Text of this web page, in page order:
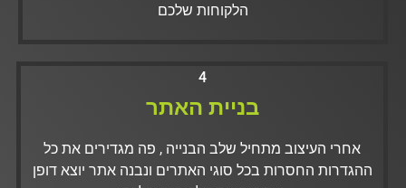
הלקוחות שלכם
4
בניית האתר
אחרי העיצוב מתחיל שלב הבנייה , פה מגדירים את כל
ההגדרות החסרות בכל סוגי האתרים ונבנה אתר יוצא דופן